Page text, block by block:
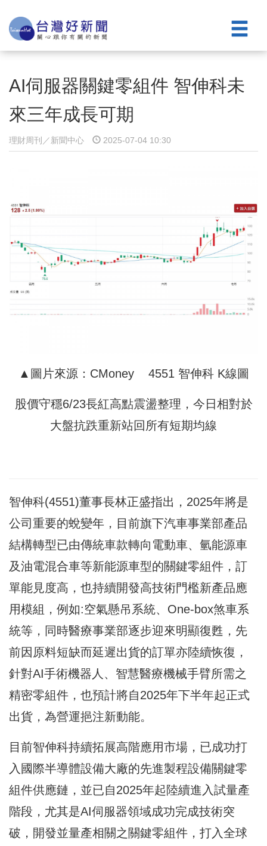
AI伺服器關鍵零組件 智伸科未
來三年成長可期
理財周刊／新聞中心 2025-07-04 10:30
▲圖片來源：CMoney 4551 智伸科 K線圖
股價守穩6/23長紅高點震盪整理，今日相對於
大盤抗跌重新站回所有短期均線
智伸科(4551)董事長林正盛指出，2025年將是
公司重要的蛻變年，目前旗下汽車事業部產品
結構轉型已由傳統車款轉向電動車、氫能源車
及油電混合車等新能源車型的關鍵零組件，訂
單能見度高，也持續開發高技術門檻新產品應
用模組，例如:空氣懸吊系統、One-box煞車系
統等，同時醫療事業部逐步迎來明顯復甦，先
前因原料短缺而延遲出貨的訂單亦陸續恢復，
針對AI手術機器人、智慧醫療機械手臂所需之
精密零組件，也預計將自2025年下半年起正式
出貨，為營運挹注新動能。
目前智伸科持續拓展高階應用市場，已成功打
入國際半導體設備大廠的先進製程設備關鍵零
組件供應鏈，並已自2025年起陸續進入試量產
階段，尤其是AI伺服器領域成功完成技術突
破，開發並量產相關之關鍵零組件，打入全球